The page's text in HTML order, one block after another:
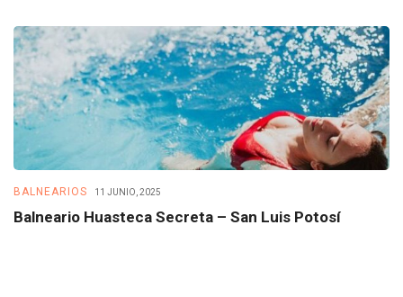
BALNEARIOS 11 JUNIO, 2025
Balneario Huasteca Secreta – San Luis Potosí